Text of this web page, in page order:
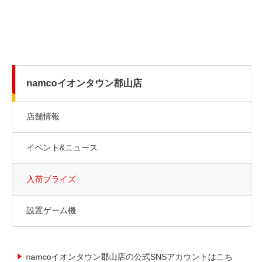
namcoイオンタウン郡山店
店舗情報
イベント&ニュース
入荷プライズ
設置ゲーム機
namcoイオンタウン郡山店の公式SNSアカウントはこち